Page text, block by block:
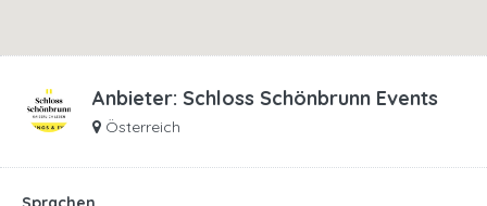
Anbieter: Schloss Schönbrunn Events
Österreich